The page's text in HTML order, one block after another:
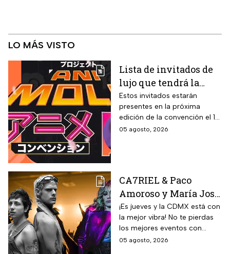
LO MÁS VISTO
Lista de invitados de
lujo que tendrá la
Animole 2026
Estos invitados estarán
presentes en la próxima
edición de la convención el 12
y 13 de septiembre
05 agosto, 2026
CA7RIEL & Paco
Amoroso y María José
prenden la CDMX este
jueves 6 de agosto;
sedes, horarios y
precios de boletos
¡Es jueves y la CDMX está con
la mejor vibra! No te pierdas
los mejores eventos con
artistas de primer nivel.
05 agosto, 2026